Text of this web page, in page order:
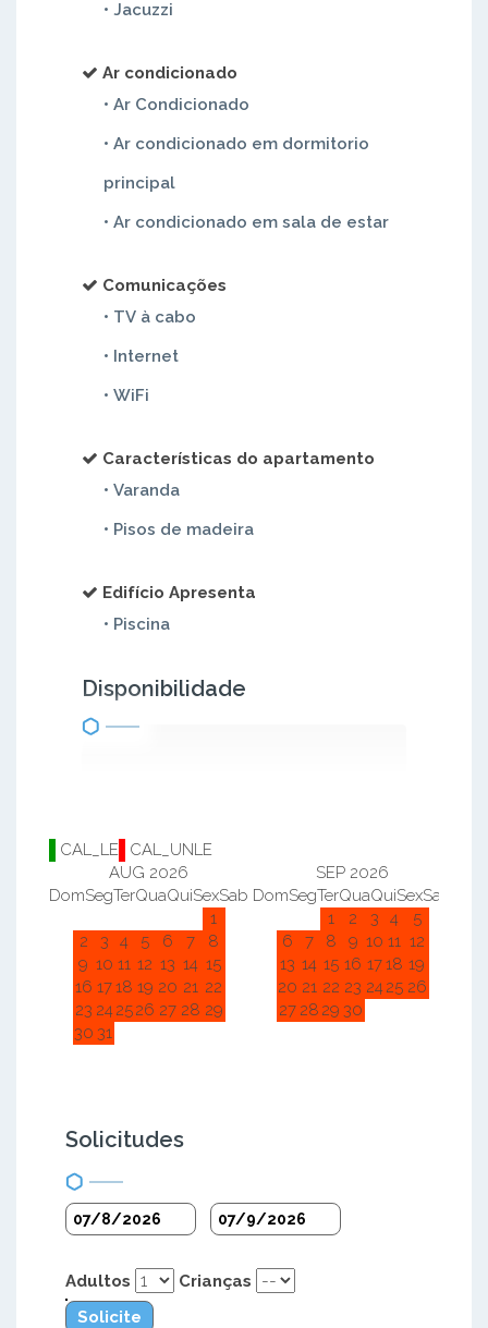
• Jacuzzi
Ar condicionado
• Ar Condicionado
• Ar condicionado em dormitorio
principal
• Ar condicionado em sala de estar
Comunicações
• TV à cabo
• Internet
• WiFi
Características do apartamento
• Varanda
• Pisos de madeira
Edifício Apresenta
• Piscina
Disponibilidade
CAL_LE
CAL_UNLE
AUG 2026
DomSegTerQuaQuiSexSab
1
2
3 4 5 6 7
8
9 10 11 12 13 14 15
16 1718 19 20 21 22
23 242526 27 28 29
30 31
SEP 2026
DomSegTerQuaQuiSexSab
1
2 3 4
5
6
7 8 9 10 11 12
13 14 15 16 1718 19
20 21 22 23 2425 26
27 28 29 30
Solicitudes
Adultos
Crianças
Solicite